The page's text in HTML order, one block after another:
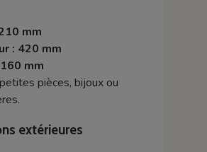
mm
: 420 mm
mm
pièces, bijoux ou
extérieures